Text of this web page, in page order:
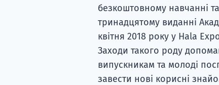
безкоштовному навчанні
тринадцятому виданні
квітня 2018 року у Hala
Заходи такого роду
випускникам та молоді
завести нові корисні